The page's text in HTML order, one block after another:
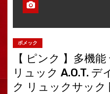
ボメック
【 ピンク 】多機
リュック A.O.T.
ク リュックサック